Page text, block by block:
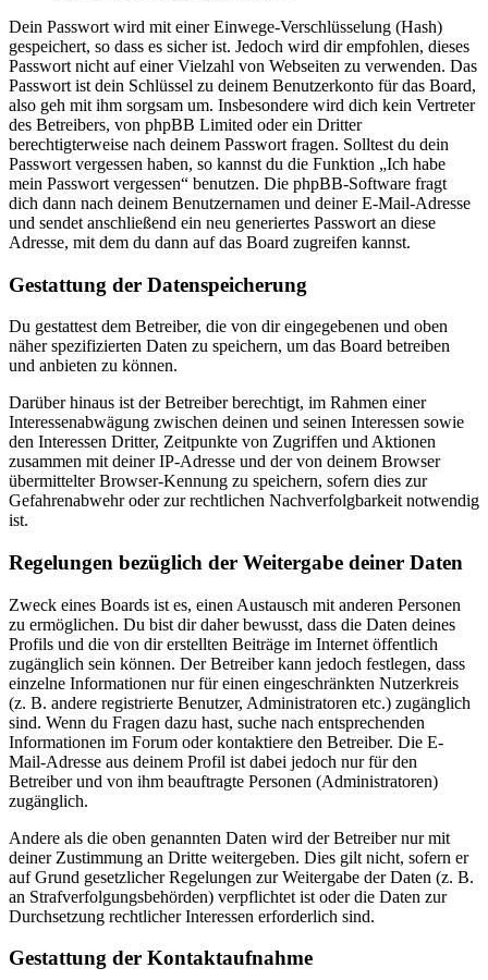
Dein Passwort wird mit einer Einwege-Verschlüsselung (Hash)
gespeichert, so dass es sicher ist. Jedoch wird dir empfohlen, dieses
Passwort nicht auf einer Vielzahl von Webseiten zu verwenden. Das
Passwort ist dein Schlüssel zu deinem Benutzerkonto für das Board,
also geh mit ihm sorgsam um. Insbesondere wird dich kein Vertreter
des Betreibers, von phpBB Limited oder ein Dritter
berechtigterweise nach deinem Passwort fragen. Solltest du dein
Passwort vergessen haben, so kannst du die Funktion „Ich habe
mein Passwort vergessen“ benutzen. Die phpBB-Software fragt
dich dann nach deinem Benutzernamen und deiner E-Mail-Adresse
und sendet anschließend ein neu generiertes Passwort an diese
Adresse, mit dem du dann auf das Board zugreifen kannst.
Gestattung der Datenspeicherung
Du gestattest dem Betreiber, die von dir eingegebenen und oben
näher spezifizierten Daten zu speichern, um das Board betreiben
und anbieten zu können.
Darüber hinaus ist der Betreiber berechtigt, im Rahmen einer
Interessenabwägung zwischen deinen und seinen Interessen sowie
den Interessen Dritter, Zeitpunkte von Zugriffen und Aktionen
zusammen mit deiner IP-Adresse und der von deinem Browser
übermittelter Browser-Kennung zu speichern, sofern dies zur
Gefahrenabwehr oder zur rechtlichen Nachverfolgbarkeit notwendig
ist.
Regelungen bezüglich der Weitergabe deiner Daten
Zweck eines Boards ist es, einen Austausch mit anderen Personen
zu ermöglichen. Du bist dir daher bewusst, dass die Daten deines
Profils und die von dir erstellten Beiträge im Internet öffentlich
zugänglich sein können. Der Betreiber kann jedoch festlegen, dass
einzelne Informationen nur für einen eingeschränkten Nutzerkreis
(z. B. andere registrierte Benutzer, Administratoren etc.) zugänglich
sind. Wenn du Fragen dazu hast, suche nach entsprechenden
Informationen im Forum oder kontaktiere den Betreiber. Die E-
Mail-Adresse aus deinem Profil ist dabei jedoch nur für den
Betreiber und von ihm beauftragte Personen (Administratoren)
zugänglich.
Andere als die oben genannten Daten wird der Betreiber nur mit
deiner Zustimmung an Dritte weitergeben. Dies gilt nicht, sofern er
auf Grund gesetzlicher Regelungen zur Weitergabe der Daten (z. B.
an Strafverfolgungsbehörden) verpflichtet ist oder die Daten zur
Durchsetzung rechtlicher Interessen erforderlich sind.
Gestattung der Kontaktaufnahme